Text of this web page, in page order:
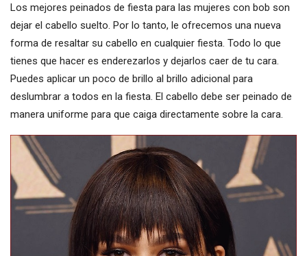
Los mejores peinados de fiesta para las mujeres con bob son
dejar el cabello suelto. Por lo tanto, le ofrecemos una nueva
forma de resaltar su cabello en cualquier fiesta. Todo lo que
tienes que hacer es enderezarlos y dejarlos caer de tu cara.
Puedes aplicar un poco de brillo al brillo adicional para
deslumbrar a todos en la fiesta. El cabello debe ser peinado de
manera uniforme para que caiga directamente sobre la cara.